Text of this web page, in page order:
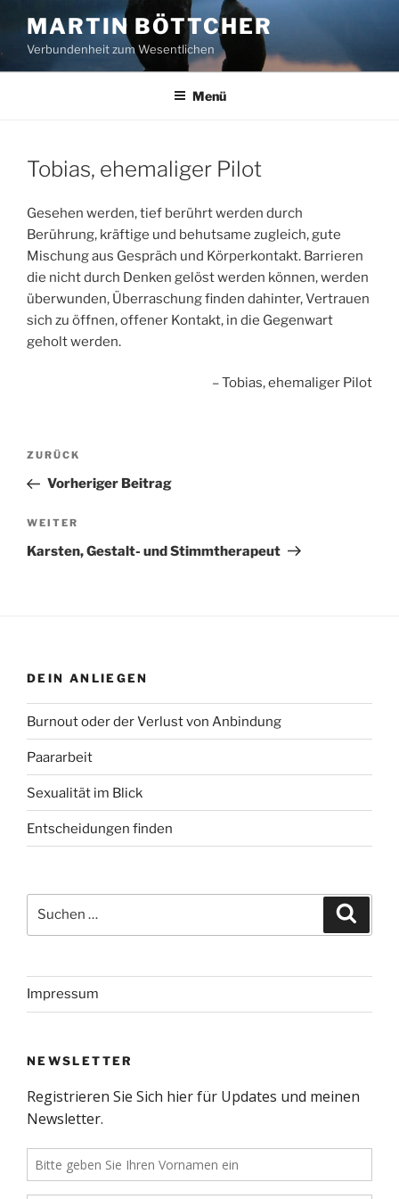
Inhalt
springen
MARTIN BÖTTCHER
Verbundenheit zum Wesentlichen
Menü
Tobias, ehemaliger Pilot
Gesehen werden, tief berührt werden durch
Berührung, kräftige und behutsame zugleich, gute
Mischung aus Gespräch und Körperkontakt. Barrieren
die nicht durch Denken gelöst werden können, werden
überwunden, Überraschung finden dahinter, Vertrauen
sich zu öffnen, offener Kontakt, in die Gegenwart
geholt werden.
Tobias, ehemaliger Pilot
Beitragsnavigation
Vorheriger
Beitrag
ZURÜCK
Vorheriger Beitrag
Nächster
Beitrag
WEITER
Karsten, Gestalt- und Stimmtherapeut
DEIN ANLIEGEN
Burnout oder der Verlust von Anbindung
Paararbeit
Sexualität im Blick
Entscheidungen finden
nach:
Impressum
NEWSLETTER